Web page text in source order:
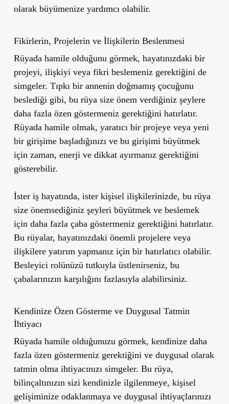
olarak büyümenize yardımcı olabilir.
Fikirlerin, Projelerin ve İlişkilerin Beslenmesi
Rüyada hamile olduğunu görmek, hayatınızdaki bir
projeyi, ilişkiyi veya fikri beslemeniz gerektiğini de
simgeler. Tıpkı bir annenin doğmamış çocuğunu
beslediği gibi, bu rüya size önem verdiğiniz şeylere
daha fazla özen göstermeniz gerektiğini hatırlatır.
Rüyada hamile olmak, yaratıcı bir projeye veya yeni
bir girişime başladığınızı ve bu girişimi büyütmek
için zaman, enerji ve dikkat ayırmanız gerektiğini
gösterebilir.
İster iş hayatında, ister kişisel ilişkilerinizde, bu rüya
size önemsediğiniz şeyleri büyütmek ve beslemek
için daha fazla çaba göstermeniz gerektiğini hatırlatır.
Bu rüyalar, hayatınızdaki önemli projelere veya
ilişkilere yatırım yapmanız için bir hatırlatıcı olabilir.
Besleyici rolünüzü tutkuyla üstlenirseniz, bu
çabalarınızın karşılığını fazlasıyla alabilirsiniz.
Kendinize Özen Gösterme ve Duygusal Tatmin
İhtiyacı
Rüyada hamile olduğunuzu görmek, kendinize daha
fazla özen göstermeniz gerektiğini ve duygusal olarak
tatmin olma ihtiyacınızı simgeler. Bu rüya,
bilinçaltınızın sizi kendinizle ilgilenmeye, kişisel
gelişiminize odaklanmaya ve duygusal ihtiyaçlarınızı